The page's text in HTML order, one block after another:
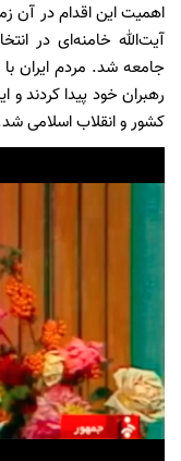
اهمیت این اقدام در آن
آیت‌الله خامنه‌ای در
جامعه شد. مردم ایران
رهبران خود پیدا کردند و
کشور و انقلاب اسلامی